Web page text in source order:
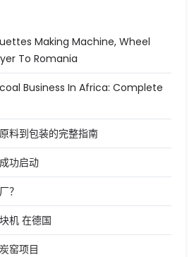
Making Machine, Wheel
To Romania
Business In Africa: Complete
料到包装的完整指南
功启动
？
机 在德国
窑项目